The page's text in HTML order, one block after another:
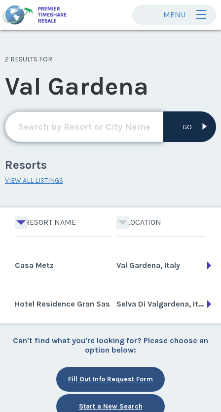
MENU
2 RESULTS FOR
Val Gardena
GO
Resorts
VIEW ALL LISTINGS
RESORT NAME LOCATION
Casa Metz Val Gardena, Italy
Hotel Residence Gran Sas Selva Di Valgardena, Italy
Can't find what you're looking for? Please choose an
option below:
Fill Out Info Request Form
Start a New Search